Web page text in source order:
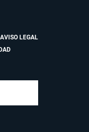
AVISO LEGAL